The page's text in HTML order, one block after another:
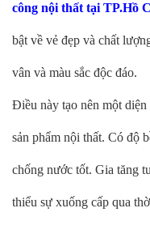
công nội thất tại TP.Hồ
bật về vẻ đẹp và chất
vân và màu sắc độc đáo.
Điều này tạo nên một diện
sản phẩm nội thất. Có độ
chống nước tốt. Gia tăng
thiểu sự xuống cấp qua